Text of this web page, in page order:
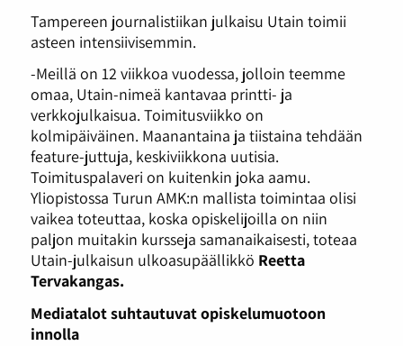
Tampereen journalistiikan julkaisu Utain toimii
asteen intensiivisemmin.
-Meillä on 12 viikkoa vuodessa, jolloin teemme
omaa, Utain-nimeä kantavaa printti- ja
verkkojulkaisua. Toimitusviikko on
kolmipäiväinen. Maanantaina ja tiistaina tehdään
feature-juttuja, keskiviikkona uutisia.
Toimituspalaveri on kuitenkin joka aamu.
Yliopistossa Turun AMK:n mallista toimintaa olisi
vaikea toteuttaa, koska opiskelijoilla on niin
paljon muitakin kursseja samanaikaisesti, toteaa
Utain-julkaisun ulkoasupäällikkö Reetta
Tervakangas.
Mediatalot suhtautuvat opiskelumuotoon
innolla